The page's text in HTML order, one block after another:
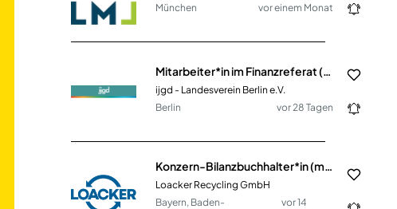
München
vor einem Monat
Mitarbeiter*in im Finanzreferat (m/w/d) Teilzeit
ijgd - Landesverein Berlin e.V.
Berlin
vor 28 Tagen
Konzern-Bilanzbuchhalter*in (m/w/d)
Loacker Recycling GmbH
Bayern, Baden-
vor 14